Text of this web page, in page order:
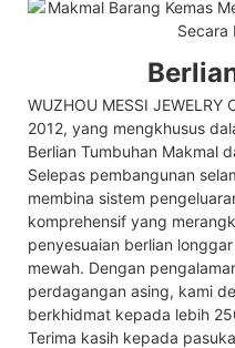
WUZHOU MESSI
2012, yang mengkhusus
Berlian Tumbuhan Makmal
Selepas pembangunan
membina sistem
komprehensif yang
penyesuaian berlian
mewah. Dengan
perdagangan asing, kami
berkhidmat kepada lebih
Terima kasih kepada